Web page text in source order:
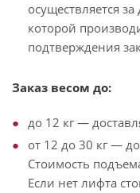
осуществляется
которой
подтверждения
Заказ весом до:
до 12 кг —
от 12 до 30 кг —
Стоимость
Если нет лифта